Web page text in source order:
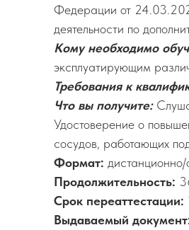
Федерации от
деятельности по
Кому необходимо
эксплуатирующим
Требования к
Что вы получите:
Удостоверение о
сосудов, работающих
Формат: дистанционно/
Продолжительность:
Срок переаттестации:
Выдаваемый